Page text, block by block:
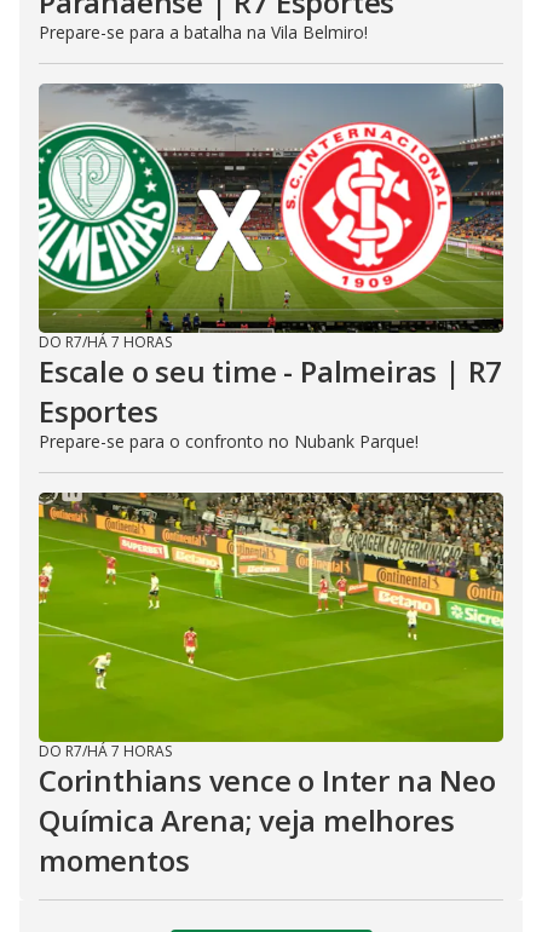
Prepare-se para a batalha na Vila Belmiro!
DO R7/HÁ 7 HORAS
Escale o seu time - Palmeiras | R7
Esportes
Prepare-se para o confronto no Nubank Parque!
DO R7/HÁ 7 HORAS
Corinthians vence o Inter na Neo
Química Arena; veja melhores
momentos